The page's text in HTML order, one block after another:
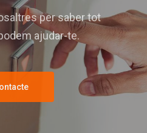
per saber tot
ajudar-te.